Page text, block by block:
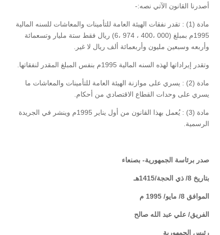
أصدرنا القانون الآتي نصه:-
مادة (1) : تقدر نفقات الهيئة العامة للتأمينات والمعاشات للسنه المالية
1995م بمبلغ (000 ،400 ، 974 ،6) ريال فقط ستة مليار وتسعمائة
وأربعه وسبعين مليون وأربعمائة ألف ريال لا غير.
وتقدر إيراداتها لهذه السنه المالية 1995م بنفس المبلغ المقدر لنفقاتها.
مادة (2) : يسري على موازنة الهيئة العامة للتأمينات والمعاشات ما
يسري على وحدات القطاع الاقتصادي من أحكام.
مادة (3) : يُعمل بهذا القانون من أول يناير 1995م وينشر في الجريدة
الرسمية.
صدر برئاسة الجمهورية- بصنعاء
بتاريخ 8/ ذي الحجة/1415هـ
الموافق 8/ مايو/ 1995 م
الفريق/ علي عبد الله صالح
رئيس الجمهورية